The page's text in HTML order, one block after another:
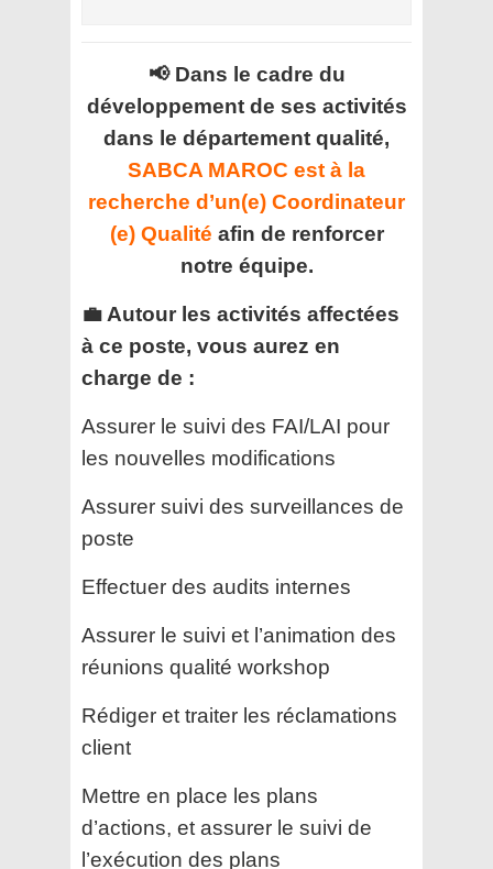
📢 Dans le cadre du
développement de ses activités
dans le département qualité,
SABCA MAROC est à la
recherche d’un(e) Coordinateur
(e) Qualité afin de renforcer
notre équipe.
💼 Autour les activités affectées
à ce poste, vous aurez en
charge de :
Assurer le suivi des FAI/LAI pour
les nouvelles modifications
Assurer suivi des surveillances de
poste
Effectuer des audits internes
Assurer le suivi et l’animation des
réunions qualité workshop
Rédiger et traiter les réclamations
client
Mettre en place les plans
d’actions, et assurer le suivi de
l’exécution des plans